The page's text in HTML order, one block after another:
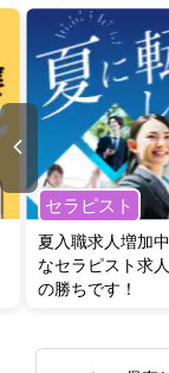
セラピスト
夏入職求人増加
なセラピスト求
の勝ちです！